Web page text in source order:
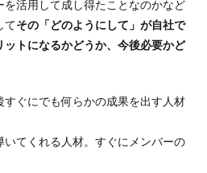
を活用して成し得たことなのかなど
てその「どのようにして」が自社で
ットになるかどうか、今後必要かど
すぐにでも何らかの成果を出す人材
いてくれる人材。すぐにメンバーの